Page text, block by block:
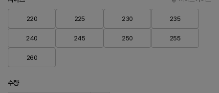
220 225 230 235
240 245 250 255
260
수량